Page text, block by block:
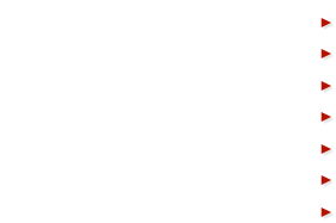
►
►
►
►
►
►
►